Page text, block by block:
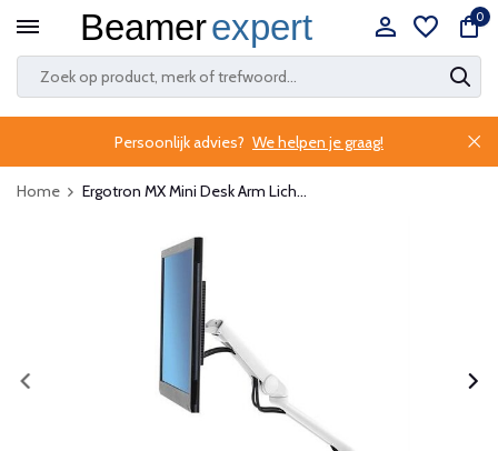
0
Persoonlijk advies? We helpen je graag!
Home Ergotron MX Mini Desk Arm Lich...